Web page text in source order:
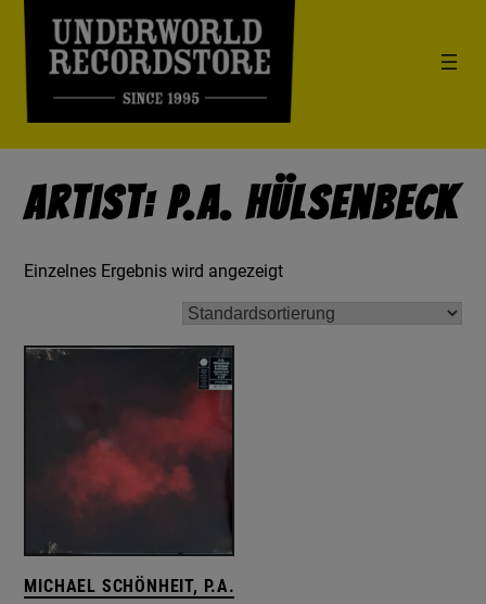
Artist: P.A. Hülsenbeck
Einzelnes Ergebnis wird angezeigt
MICHAEL SCHÖNHEIT, P.A. HÜLSENBECK